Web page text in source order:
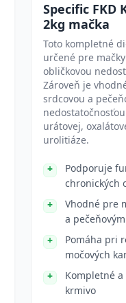
Specific FKD
2kg mačka
Toto kompletné
určené pre
obličkovou
Zároveň je
srdcovou a
urátovej,
urolitiáze.
Podporuje
chronických
Vhodné pre
a
Pomáha pri
močových
Kompletné
krmivo